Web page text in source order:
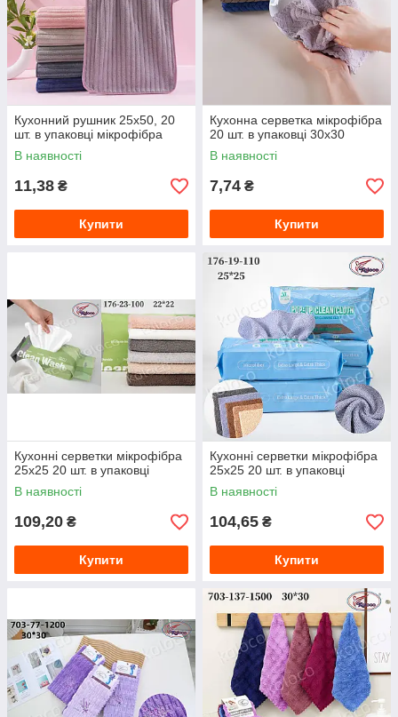
Кухонний рушник 25х50, 20
шт. в упаковці мікрофібра
В наявності
11,38 ₴
Купити
Кухонна серветка мікрофібра
20 шт. в упаковці 30х30
В наявності
7,74 ₴
Купити
Кухонні серветки мікрофібра
25х25 20 шт. в упаковці
В наявності
109,20 ₴
Купити
Кухонні серветки мікрофібра
25х25 20 шт. в упаковці
В наявності
104,65 ₴
Купити